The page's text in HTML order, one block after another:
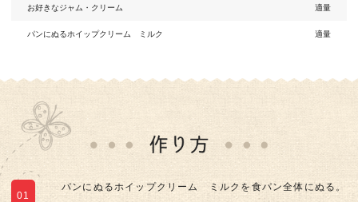
お好きなジャム・クリーム 適量
パンにぬるホイップクリーム ミルク 適量
01
パンにぬるホイップクリーム ミルクを食パン全体にぬる。